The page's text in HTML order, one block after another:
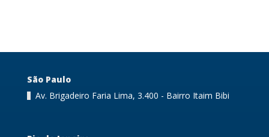
São Paulo
Av. Brigadeiro Faria Lima, 3.400 - Bairro Itaim Bibi